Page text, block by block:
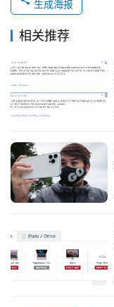
生成海报
相关推荐